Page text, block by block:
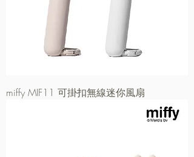
miffy MIF11 可掛扣無線迷你風扇